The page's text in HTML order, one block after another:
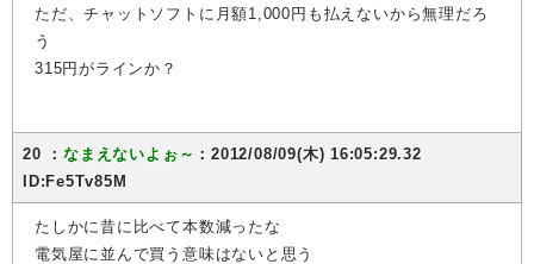
ただ、チャットソフトに月額1,000円も払えないから無理だろ
う
315円がラインか？
20 ：なまえないよぉ～ ：2012/08/09(木) 16:05:29.32
ID:Fe5Tv85M
たしかに昔に比べて本数減ったな
電気屋に並んで買う意味はないと思う